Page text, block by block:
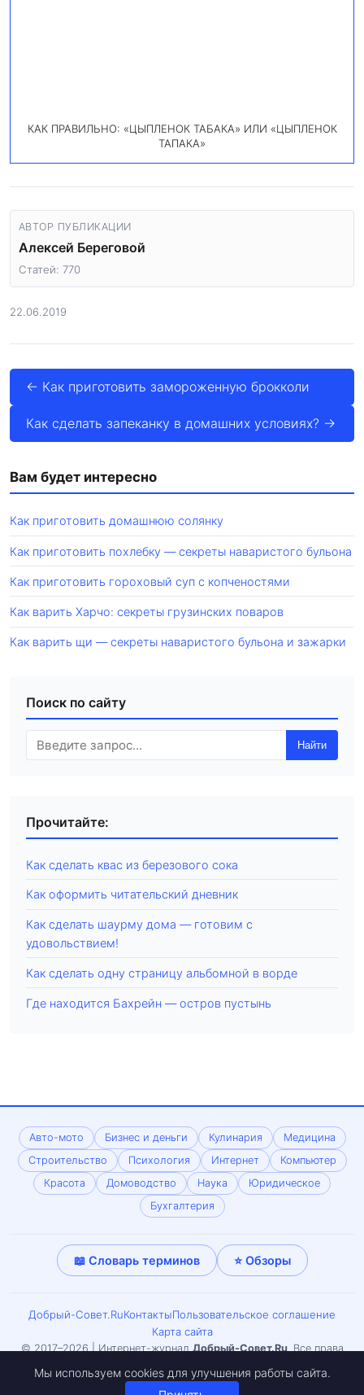
КАК ПРАВИЛЬНО: «ЦЫПЛЕНОК ТАБАКА» ИЛИ «ЦЫПЛЕНОК
ТАПАКА»
АВТОР ПУБЛИКАЦИИ
Алексей Береговой
Статей: 770
22.06.2019
← Как приготовить замороженную брокколи
Как сделать запеканку в домашних условиях? →
Вам будет интересно
Как приготовить домашнюю солянку
Как приготовить похлебку — секреты наваристого бульона
Как приготовить гороховый суп с копченостями
Как варить Харчо: секреты грузинских поваров
Как варить щи — секреты наваристого бульона и зажарки
Поиск по сайту
Найти
Прочитайте:
Как сделать квас из березового сока
Как оформить читательский дневник
Как сделать шаурму дома — готовим с
удовольствием!
Как сделать одну страницу альбомной в ворде
Где находится Бахрейн — остров пустынь
Авто-мото Бизнес и деньги Кулинария
Медицина
Строительство
Психология Интернет
Компьютер
Красота
Домоводство Наука
Юридическое
Бухгалтерия
📖 Словарь терминов ⭐ Обзоры
Добрый-Совет.RuКонтактыПользовательское соглашение
Карта сайта
© 2017–2026 | Интернет-журналДобрый-Совет.Ru. Все права
согласия редакции. Может встречаться материал 18+.
Мы используем cookies для улучшения работы сайта.